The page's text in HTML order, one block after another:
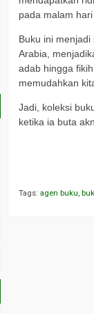
pada malam
Buku ini
Arabia,
adab hingga
memudahkan
Jadi, koleksi
ketika ia buta
Tags:agen buku,